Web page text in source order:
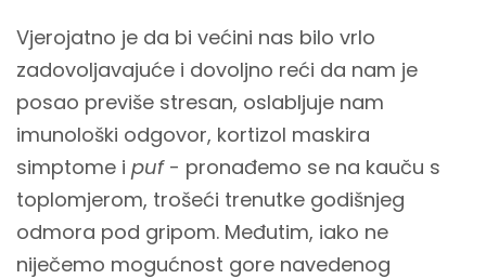
Vjerojatno je da bi većini nas bilo vrlo
zadovoljavajuće i dovoljno reći da nam je
posao previše stresan, oslabljuje nam
imunološki odgovor, kortizol maskira
simptome i puf- pronađemo se na kauču s
toplomjerom, trošeći trenutke godišnjeg
odmora pod gripom. Međutim, iako ne
niječemo mogućnost gore navedenog